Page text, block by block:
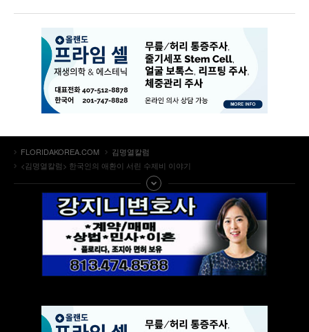
FLORIDAKOREA.COM
김명열칼럼
<김명열칼럼> 한국인의 애환이 서린 수제비 이야기